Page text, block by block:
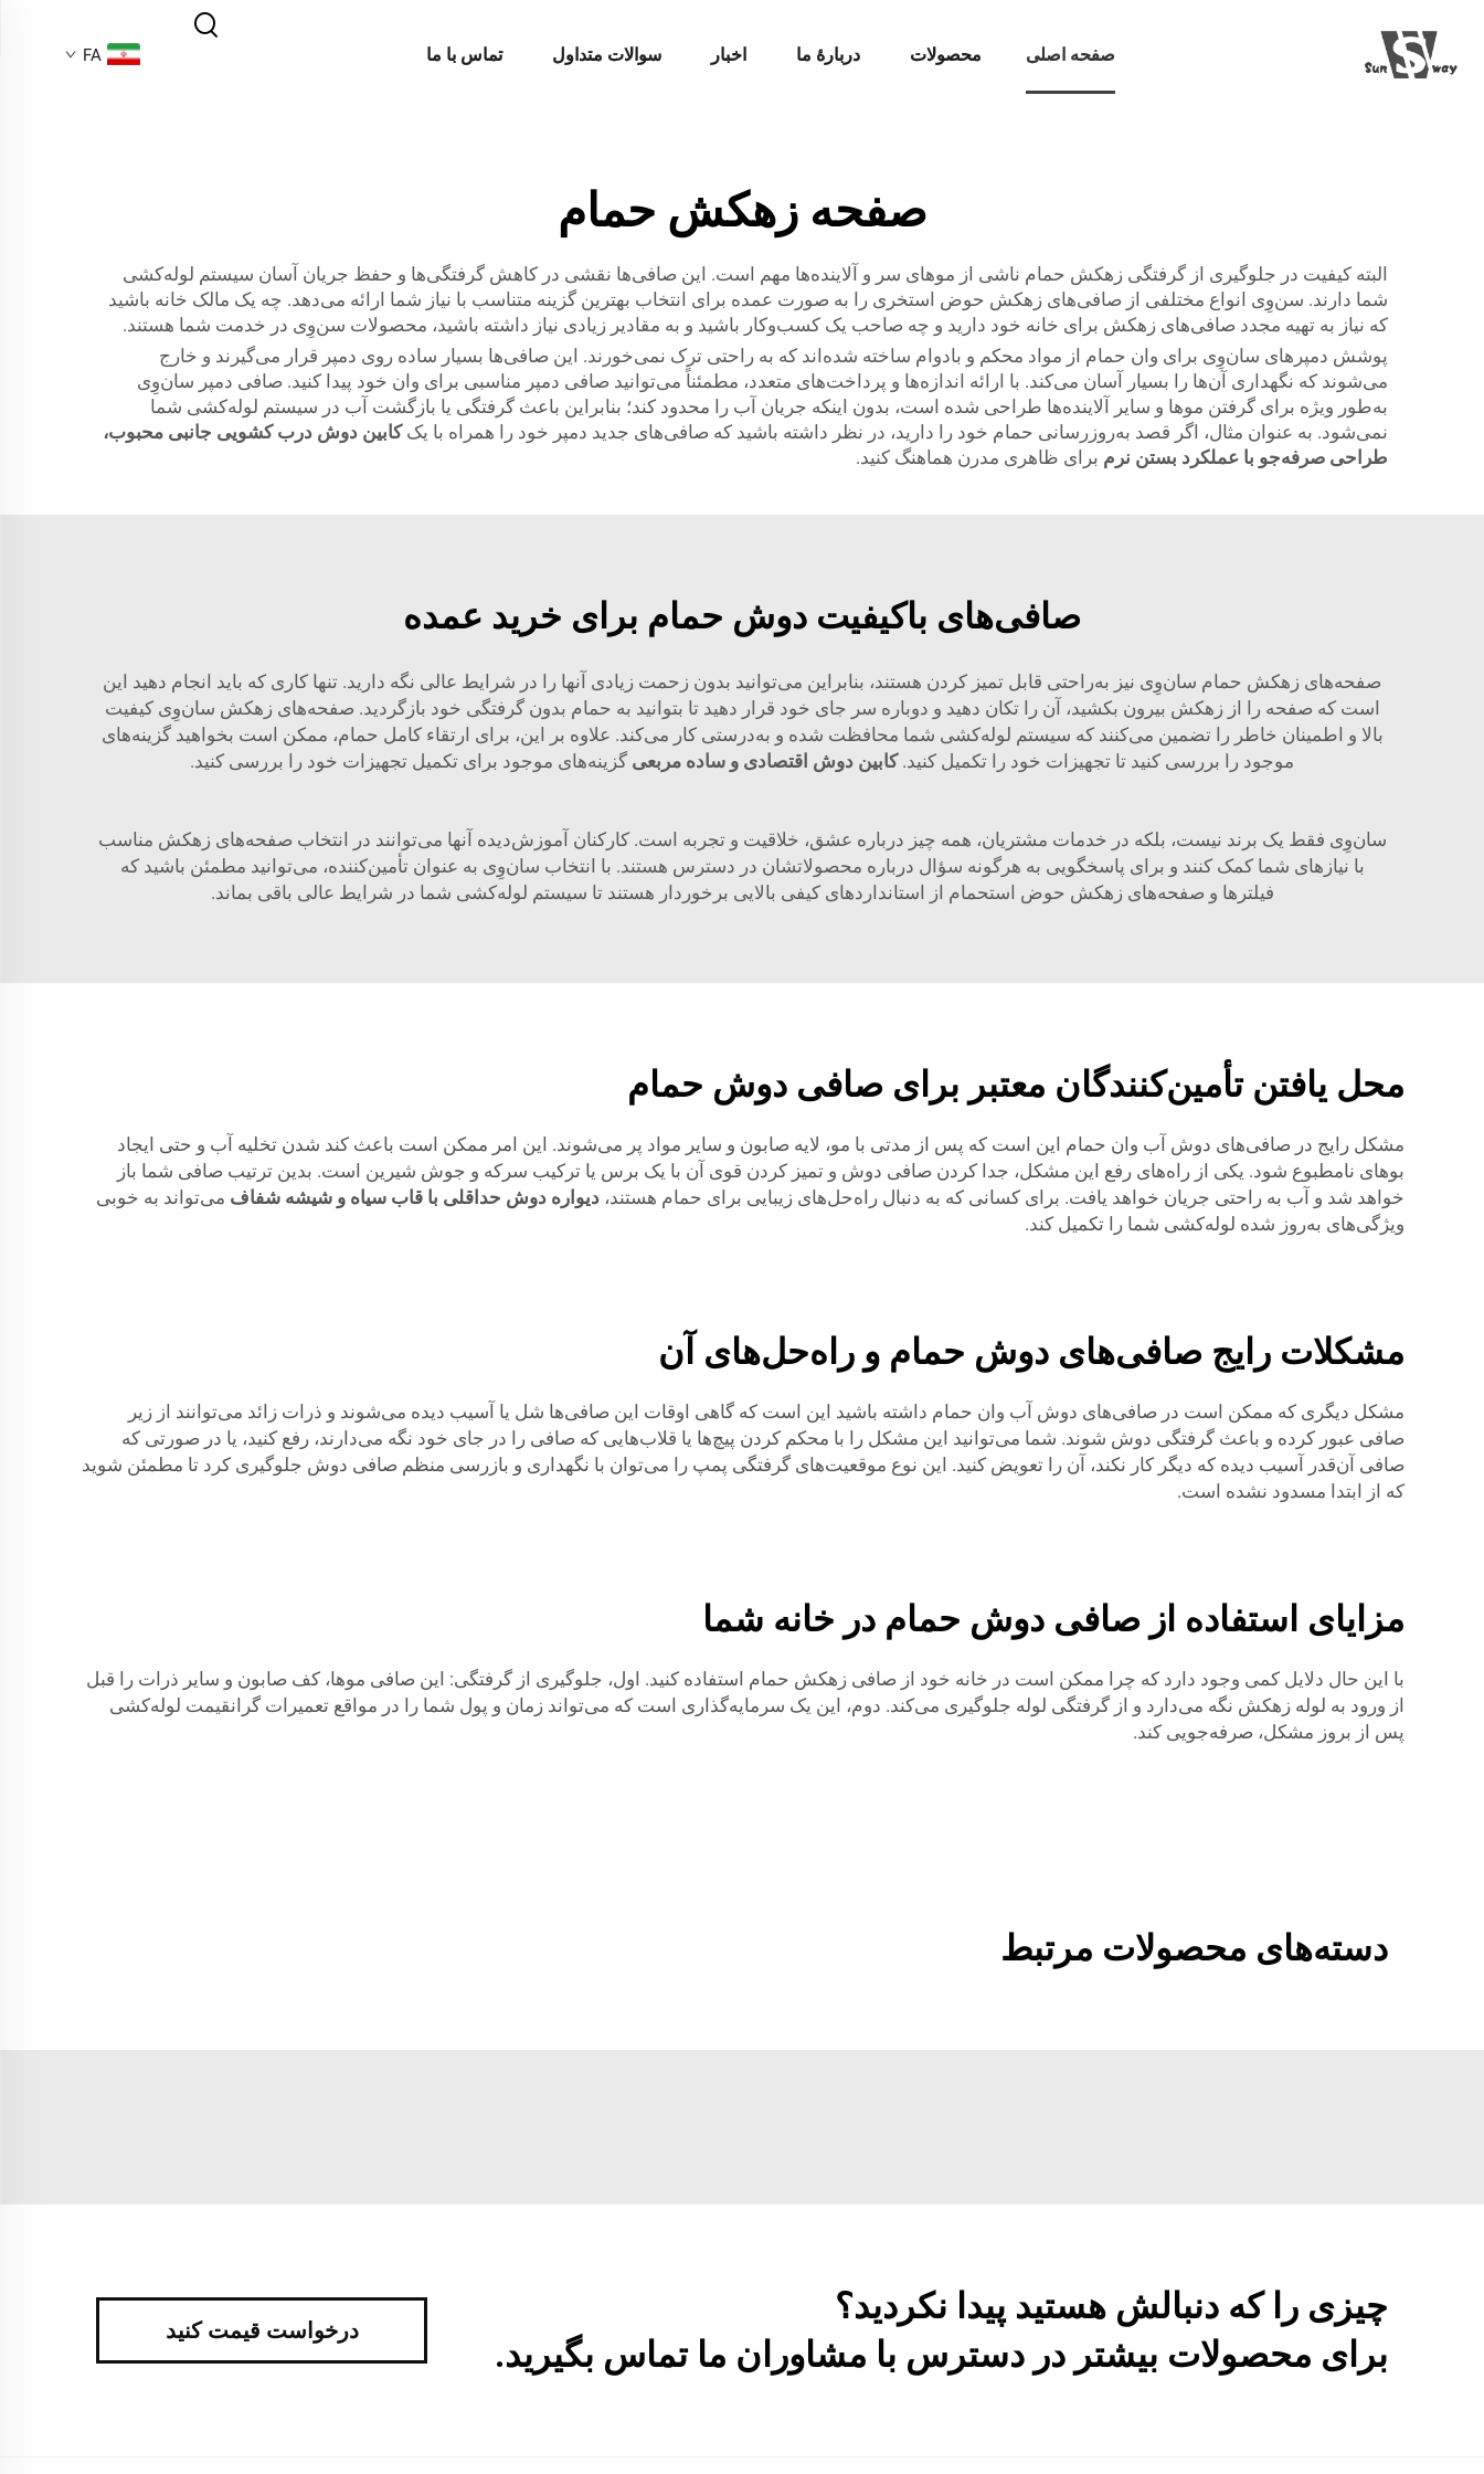
صفحه اصلی محصولات دربارهٔ ما اخبار سوالات متداول تماس با ما FA
صفحه زهکش حمام
البته کیفیت در جلوگیری از گرفتگی زهکش حمام ناشی از موهای سر و آلاینده‌ها مهم است. این صافی‌ها نقشی در کاهش گرفتگی‌ها و حفظ جریان آسان سیستم لوله‌کشی
شما دارند. سن‌وِی انواع مختلفی از صافی‌های زهکش حوض استخری را به صورت عمده برای انتخاب بهترین گزینه متناسب با نیاز شما ارائه می‌دهد. چه یک مالک خانه باشید
که نیاز به تهیه مجدد صافی‌های زهکش برای خانه خود دارید و چه صاحب یک کسب‌وکار باشید و به مقادیر زیادی نیاز داشته باشید، محصولات سن‌وِی در خدمت شما هستند.
پوشش دمپرهای سان‌وِی برای وان حمام از مواد محکم و بادوام ساخته شده‌اند که به راحتی ترک نمی‌خورند. این صافی‌ها بسیار ساده روی دمپر قرار می‌گیرند و خارج
می‌شوند که نگهداری آن‌ها را بسیار آسان می‌کند. با ارائه اندازه‌ها و پرداخت‌های متعدد، مطمئناً می‌توانید صافی دمپر مناسبی برای وان خود پیدا کنید. صافی دمپر سان‌وِی
به‌طور ویژه برای گرفتن موها و سایر آلاینده‌ها طراحی شده است، بدون اینکه جریان آب را محدود کند؛ بنابراین باعث گرفتگی یا بازگشت آب در سیستم لوله‌کشی شما
نمی‌شود. به عنوان مثال، اگر قصد به‌روزرسانی حمام خود را دارید، در نظر داشته باشید که صافی‌های جدید دمپر خود را همراه با یککابین دوش درب کشویی جانبی محبوب،
طراحی صرفه‌جو با عملکرد بستن نرم برای ظاهری مدرن هماهنگ کنید.
صافی‌های باکیفیت دوش حمام برای خرید عمده
صفحه‌های زهکش حمام سان‌وِی نیز به‌راحتی قابل تمیز کردن هستند، بنابراین می‌توانید بدون زحمت زیادی آنها را در شرایط عالی نگه دارید. تنها کاری که باید انجام دهید این
است که صفحه را از زهکش بیرون بکشید، آن را تکان دهید و دوباره سر جای خود قرار دهید تا بتوانید به حمام بدون گرفتگی خود بازگردید. صفحه‌های زهکش سان‌وِی کیفیت
بالا و اطمینان خاطر را تضمین می‌کنند که سیستم لوله‌کشی شما محافظت شده و به‌درستی کار می‌کند. علاوه بر این، برای ارتقاء کامل حمام، ممکن است بخواهید گزینه‌های
موجود را بررسی کنید تا تجهیزات خود را تکمیل کنید.کابین دوش اقتصادی و ساده مربعی گزینه‌های موجود برای تکمیل تجهیزات خود را بررسی کنید.
سان‌وِی فقط یک برند نیست، بلکه در خدمات مشتریان، همه چیز درباره عشق، خلاقیت و تجربه است. کارکنان آموزش‌دیده آنها می‌توانند در انتخاب صفحه‌های زهکش مناسب
با نیازهای شما کمک کنند و برای پاسخگویی به هرگونه سؤال درباره محصولاتشان در دسترس هستند. با انتخاب سان‌وِی به عنوان تأمین‌کننده، می‌توانید مطمئن باشید که
فیلترها و صفحه‌های زهکش حوض استحمام از استانداردهای کیفی بالایی برخوردار هستند تا سیستم لوله‌کشی شما در شرایط عالی باقی بماند.
محل یافتن تأمین‌کنندگان معتبر برای صافی دوش حمام
مشکل رایج در صافی‌های دوش آب وان حمام این است که پس از مدتی با مو، لایه صابون و سایر مواد پر می‌شوند. این امر ممکن است باعث کند شدن تخلیه آب و حتی ایجاد
بوهای نامطبوع شود. یکی از راه‌های رفع این مشکل، جدا کردن صافی دوش و تمیز کردن قوی آن با یک برس یا ترکیب سرکه و جوش شیرین است. بدین ترتیب صافی شما باز
خواهد شد و آب به راحتی جریان خواهد یافت. برای کسانی که به دنبال راه‌حل‌های زیبایی برای حمام هستند، دیواره دوش حداقلی با قاب سیاه و شیشه شفاف می‌تواند به خوبی
ویژگی‌های به‌روز شده لوله‌کشی شما را تکمیل کند.
مشکلات رایج صافی‌های دوش حمام و راه‌حل‌های آن
مشکل دیگری که ممکن است در صافی‌های دوش آب وان حمام داشته باشید این است که گاهی اوقات این صافی‌ها شل یا آسیب دیده می‌شوند و ذرات زائد می‌توانند از زیر
صافی عبور کرده و باعث گرفتگی دوش شوند. شما می‌توانید این مشکل را با محکم کردن پیچ‌ها یا قلاب‌هایی که صافی را در جای خود نگه می‌دارند، رفع کنید، یا در صورتی که
صافی آن‌قدر آسیب دیده که دیگر کار نکند، آن را تعویض کنید. این نوع موقعیت‌های گرفتگی پمپ را می‌توان با نگهداری و بازرسی منظم صافی دوش جلوگیری کرد تا مطمئن شوید
که از ابتدا مسدود نشده است.
مزایای استفاده از صافی دوش حمام در خانه شما
با این حال دلایل کمی وجود دارد که چرا ممکن است در خانه خود از صافی زهکش حمام استفاده کنید. اول، جلوگیری از گرفتگی: این صافی موها، کف صابون و سایر ذرات را قبل
از ورود به لوله زهکش نگه می‌دارد و از گرفتگی لوله جلوگیری می‌کند. دوم، این یک سرمایه‌گذاری است که می‌تواند زمان و پول شما را در مواقع تعمیرات گرانقیمت لوله‌کشی
پس از بروز مشکل، صرفه‌جویی کند.
دسته‌های محصولات مرتبط
چیزی را که دنبالش هستید پیدا نکردید؟
برای محصولات بیشتر در دسترس با مشاوران ما تماس بگیرید.
درخواست قیمت کنید